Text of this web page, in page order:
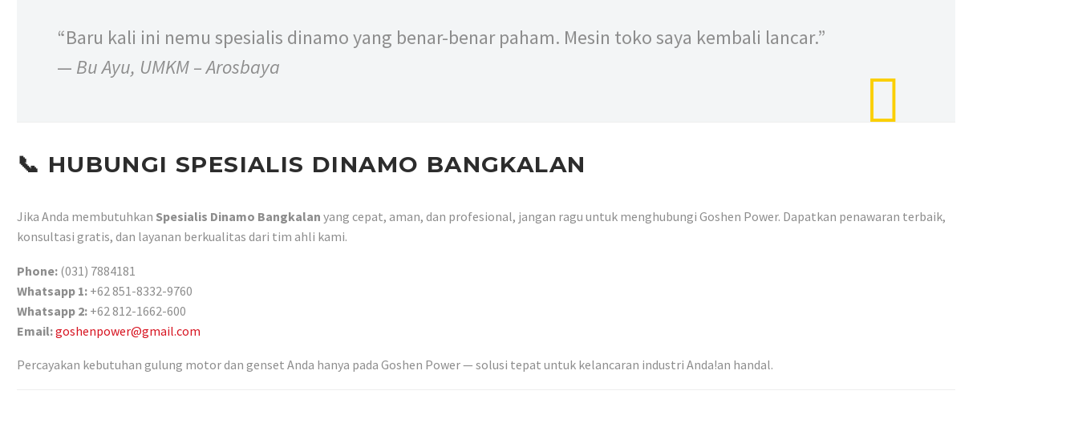
“Baru kali ini nemu spesialis dinamo yang benar-benar paham. Mesin toko saya kembali lancar.”
— Bu Ayu, UMKM – Arosbaya
📞 HUBUNGI SPESIALIS DINAMO BANGKALAN
Jika Anda membutuhkan Spesialis Dinamo Bangkalan yang cepat, aman, dan profesional, jangan ragu untuk menghubungi Goshen Power. Dapatkan penawaran terbaik,
konsultasi gratis, dan layanan berkualitas dari tim ahli kami.
Phone: (031) 7884181
Whatsapp 1: +62 851-8332-9760
Whatsapp 2: +62 812-1662-600
Email:goshenpower@gmail.com
Percayakan kebutuhan gulung motor dan genset Anda hanya pada Goshen Power — solusi tepat untuk kelancaran industri Anda!an handal.